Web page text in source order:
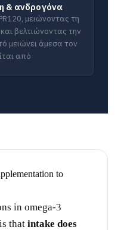
& ανδρογόνα
μειώνοντας τη
βελτιώνοντας την
μειώνει άμεσα τον
από
to
in omega-3
that intake does